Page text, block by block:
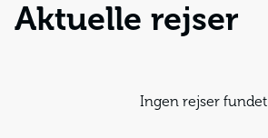
Aktuelle rejser
Ingen rejser fundet